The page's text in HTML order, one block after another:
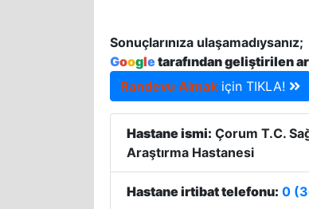
Sonuçlarınıza ulaşamadıysanız;
Googletarafından geliştirilen
Randevu Almak için TIKLA!
Hastane ismi: Çorum T.C.
Araştırma Hastanesi
Hastane irtibat telefonu: 0